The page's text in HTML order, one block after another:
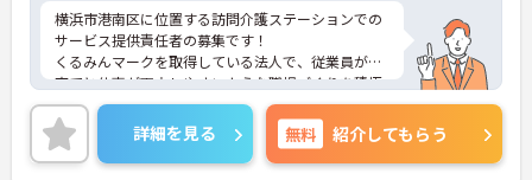
横浜市港南区に位置する訪問介護ステーションでの
サービス提供責任者の募集です！
くるみんマークを取得している法人で、従業員が子
育てと仕事が両立しやすいような職場づくりを積極
的に行っています。
ご興味ある方には、面接対策ポイントなど、さらに
詳細をお話しいたしますのでお気軽にご相談くださ
い！
詳細を見る 無料 紹介してもらう